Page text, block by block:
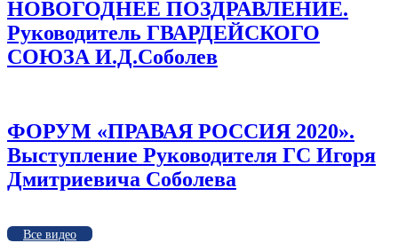
НОВОГОДНЕЕ ПОЗДРАВЛЕНИЕ.
Руководитель ГВАРДЕЙСКОГО
СОЮЗА И.Д.Соболев
ФОРУМ «ПРАВАЯ РОССИЯ 2020».
Выступление Руководителя ГС Игоря
Дмитриевича Соболева
Все видео